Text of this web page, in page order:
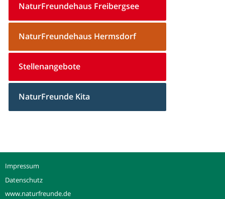
NaturFreundehaus Freibergsee
NaturFreundehaus Hermsdorf
Stellenangebote
NaturFreunde Kita
Impressum
Datenschutz
www.naturfreunde.de